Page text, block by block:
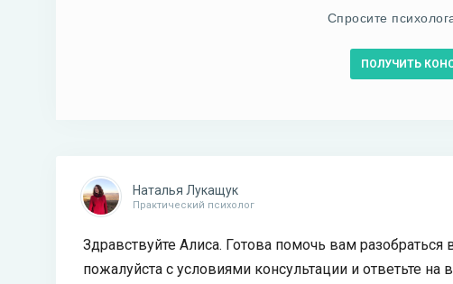
Спросите
ПОЛУЧИТЬ
Наталья Лукащук
Практический психолог
Здравствуйте Алиса. Готова помочь вам
пожалуйста с условиями консультации и ответьте на